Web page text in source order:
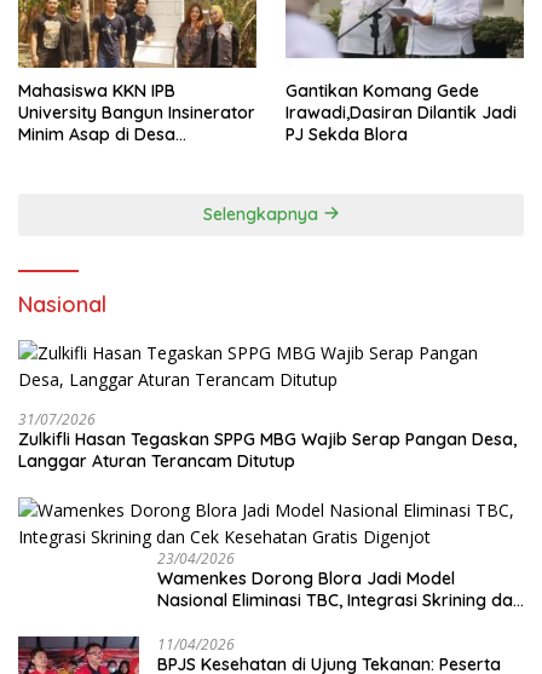
Mahasiswa KKN IPB
University Bangun Insinerator
Minim Asap di Desa
Gantikan Komang Gede
Irawadi,Dasiran Dilantik Jadi
PJ Sekda Blora
Selengkapnya
Nasional
31/07/2026
Zulkifli Hasan Tegaskan SPPG MBG Wajib Serap Pangan Desa,
Langgar Aturan Terancam Ditutup
23/04/2026
Wamenkes Dorong Blora Jadi Model
Nasional Eliminasi TBC, Integrasi Skrining dan
11/04/2026
BPJS Kesehatan di Ujung Tekanan: Peserta